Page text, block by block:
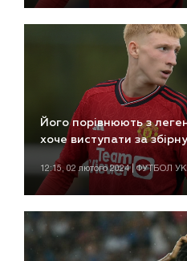
Його порівнюють з
хоче виступати за
12:15, 02 лютого 2024 | ФУТБОЛ